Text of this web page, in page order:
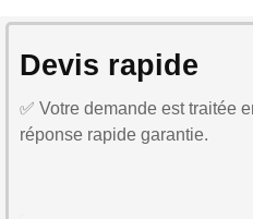
Devis rapide
✅ Votre demande est traitée
réponse rapide garantie.